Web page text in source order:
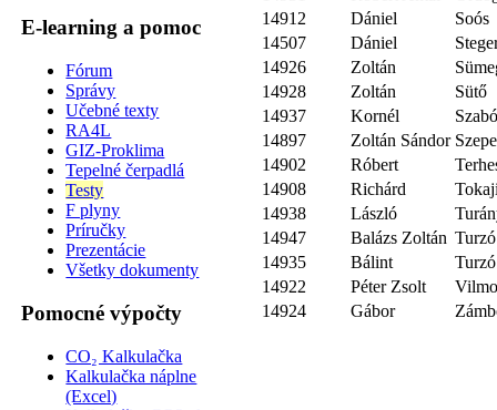
E-learning a pomoc
Fórum
Správy
Učebné texty
RA4L
GIZ-Proklima
Tepelné čerpadlá
Testy
F plyny
Príručky
Prezentácie
Všetky dokumenty
Pomocné výpočty
CO₂ Kalkulačka
Kalkulačka náplne
(Excel)
14912
Dániel
Soós
14507
Dániel
14926
Zoltán
14928
Zoltán
Sütő
14937
Kornél
14897
Zoltán Sándor
14902
Róbert
14908
Richárd
14938
László
14947
Balázs Zoltán Turzó
14935
Bálint
Turzó
14922
Péter Zsolt
14924
Gábor